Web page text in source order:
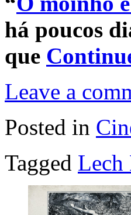
há poucos
que
Leave a
Posted in
Tagged Lech